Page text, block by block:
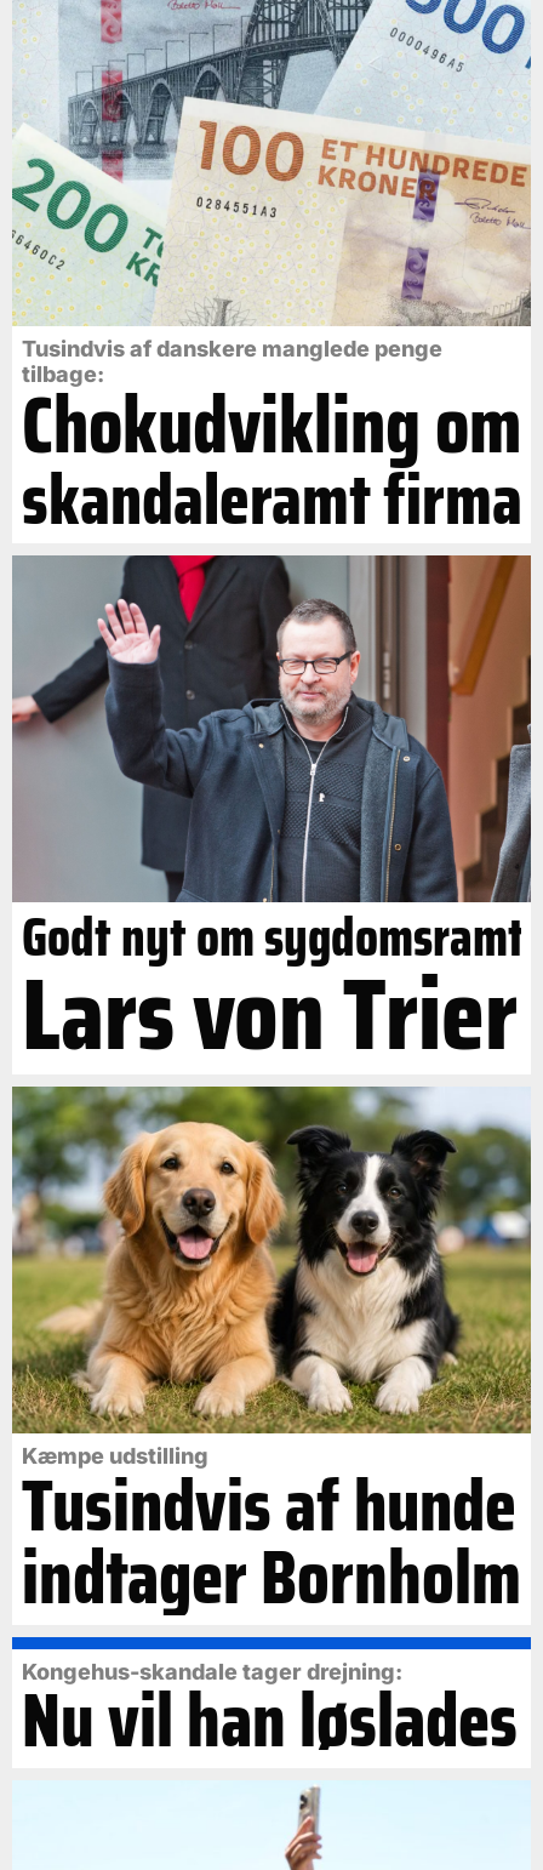
Tusindvis af danskere manglede penge
tilbage:
Chokudvikling om
skandaleramt firma
Godt nyt om sygdomsramt
Lars von Trier
Kæmpe udstilling
Tusindvis af hunde
indtager Bornholm
Kongehus-skandale tager drejning:
Nu vil han løslades